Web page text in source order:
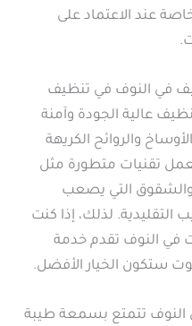
عند الاعتماد على
في النوف في تنظيف
عالية الجودة وآمنة
والروائح الكريهة
تقنيات متطورة مثل
والشقوق التي يصعب
التقليدية. لذلك، إذا كنت
النوف تقدم خدمة
ستكون الخيار الأفضل.
تتمتع بسمعة طيبة